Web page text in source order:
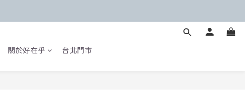
關於好在乎 台北門市